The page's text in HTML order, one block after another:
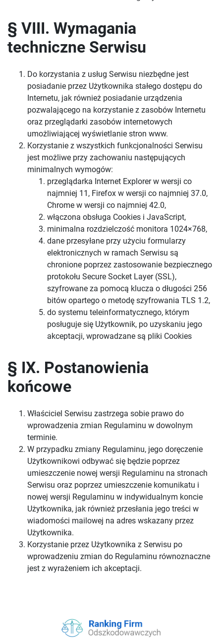
§ VIII. Wymagania
techniczne Serwisu
Do korzystania z usług Serwisu niezbędne jest
posiadanie przez Użytkownika stałego dostępu do
Internetu, jak również posiadanie urządzenia
pozwalającego na korzystanie z zasobów Internetu
oraz przeglądarki zasobów internetowych
umożliwiającej wyświetlanie stron www.
Korzystanie z wszystkich funkcjonalności Serwisu
jest możliwe przy zachowaniu następujących
minimalnych wymogów:
przeglądarka Internet Explorer w wersji co
najmniej 11, Firefox w wersji co najmniej 37.0,
Chrome w wersji co najmniej 42.0,
włączona obsługa Cookies i JavaScript,
minimalna rozdzielczość monitora 1024×768,
dane przesyłane przy użyciu formularzy
elektronicznych w ramach Serwisu są
chronione poprzez zastosowanie bezpiecznego
protokołu Secure Socket Layer (SSL),
szyfrowane za pomocą klucza o długości 256
bitów opartego o metodę szyfrowania TLS 1.2,
do systemu teleinformatycznego, którym
posługuje się Użytkownik, po uzyskaniu jego
akceptacji, wprowadzane są pliki Cookies
§ IX. Postanowienia
końcowe
Właściciel Serwisu zastrzega sobie prawo do
wprowadzenia zmian Regulaminu w dowolnym
terminie.
W przypadku zmiany Regulaminu, jego doręczenie
Użytkownikowi odbywać się będzie poprzez
umieszczenie nowej wersji Regulaminu na stronach
Serwisu oraz poprzez umieszczenie komunikatu i
nowej wersji Regulaminu w indywidualnym koncie
Użytkownika, jak również przesłania jego treści w
wiadomości mailowej na adres wskazany przez
Użytkownika.
Korzystanie przez Użytkownika z Serwisu po
wprowadzeniu zmian do Regulaminu równoznaczne
jest z wyrażeniem ich akceptacji.